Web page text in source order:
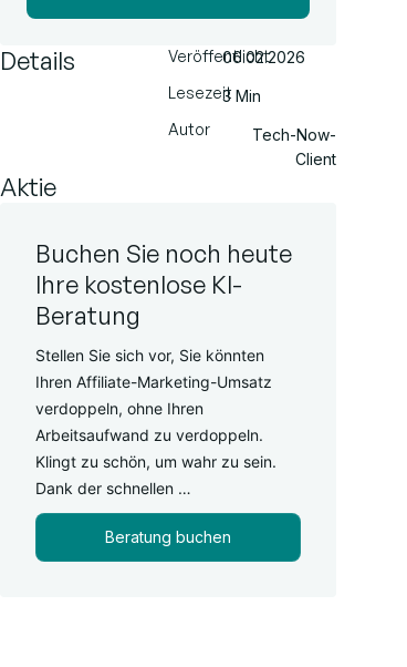
Details
Veröffentlicht
Lesezeit
Autor
06.02.2026
3 Min
Tech-Now-
Client
Aktie
Buchen Sie noch heute
Ihre kostenlose KI-
Beratung
Stellen Sie sich vor, Sie könnten
Ihren Affiliate-Marketing-Umsatz
verdoppeln, ohne Ihren
Arbeitsaufwand zu verdoppeln.
Klingt zu schön, um wahr zu sein.
Dank der schnellen …
Beratung buchen